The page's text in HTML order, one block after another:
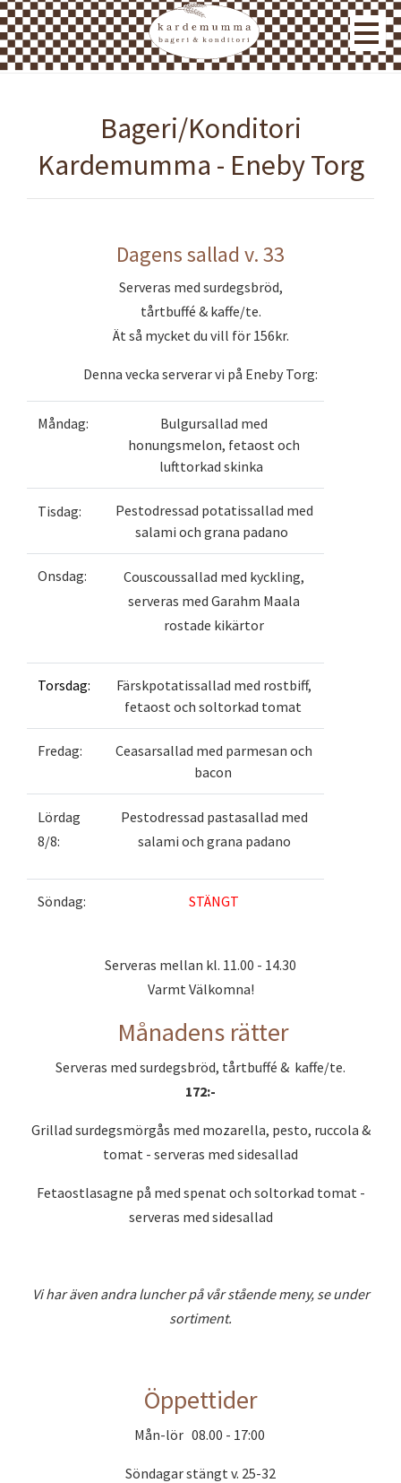
Bageri/Konditori
Kardemumma - Eneby Torg
Dagens sallad v. 33
Serveras med surdegsbröd,
tårtbuffé & kaffe/te.
Ät så mycket du vill för 156kr.
Denna vecka serverar vi på Eneby Torg:
Måndag:
Bulgursallad med
honungsmelon, fetaost och
lufttorkad skinka
Tisdag:
Pestodressad potatissallad med
salami och grana padano
Onsdag:
Couscoussallad med kyckling,
serveras med Garahm Maala
rostade kikärtor
Torsdag:
Färskpotatissallad med rostbiff,
fetaost och soltorkad tomat
Fredag:
Ceasarsallad med parmesan och
bacon
Lördag
8/8:
Pestodressad pastasallad med
salami och grana padano
Söndag: STÄNGT
Serveras mellan kl. 11.00 - 14.30
Varmt Välkomna!
Månadens rätter
Serveras med surdegsbröd, tårtbuffé & kaffe/te.
172:-
Grillad surdegsmörgås med mozarella, pesto, ruccola &
tomat - serveras med sidesallad
Fetaostlasagne på med spenat och soltorkad tomat -
serveras med sidesallad
Vi har även andra luncher på vår stående meny, se under
sortiment.
Öppettider
Mån-lör 08.00 - 17:00
Söndagar stängt v. 25-32